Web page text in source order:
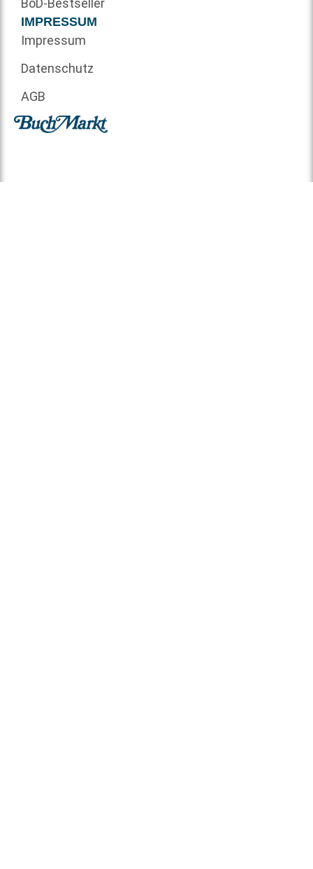
BoD-Bestseller
IMPRESSUM
Impressum
Datenschutz
AGB